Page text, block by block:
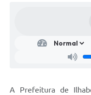
A Prefeitura de